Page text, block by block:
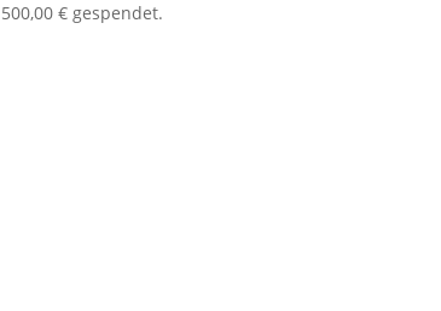
500,00 € gespendet.